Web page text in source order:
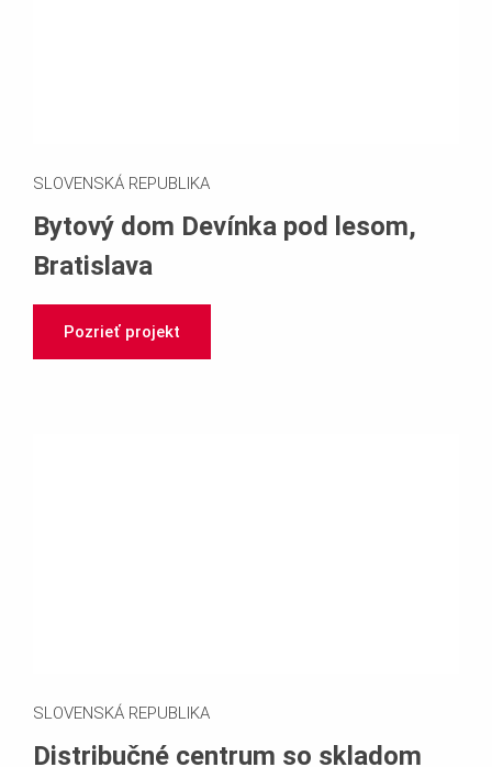
SLOVENSKÁ REPUBLIKA
Bytový dom Devínka pod lesom,
Bratislava
Pozrieť projekt
SLOVENSKÁ REPUBLIKA
Distribučné centrum so skladom